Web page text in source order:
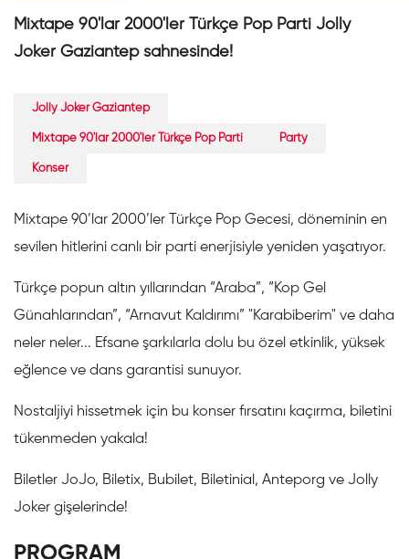
Mixtape 90'lar 2000'ler Türkçe Pop Parti Jolly
Joker Gaziantep sahnesinde!
Jolly Joker Gaziantep
Mixtape 90'lar 2000'ler Türkçe Pop Parti Party
Konser
Mixtape 90’lar 2000’ler Türkçe Pop Gecesi, döneminin en
sevilen hitlerini canlı bir parti enerjisiyle yeniden yaşatıyor.
Türkçe popun altın yıllarından “Araba”, “Kop Gel
Günahlarından”, “Arnavut Kaldırımı” "Karabiberim" ve daha
neler neler... Efsane şarkılarla dolu bu özel etkinlik, yüksek
eğlence ve dans garantisi sunuyor.
Nostaljiyi hissetmek için bu konser fırsatını kaçırma, biletini
tükenmeden yakala!
Biletler JoJo, Biletix, Bubilet, Biletinial, Anteporg ve Jolly
Joker gişelerinde!
PROGRAM